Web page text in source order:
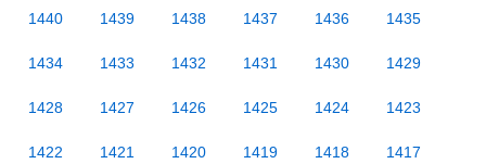
1440 1439 1438 1437 1436 1435
1434 1433 1432 1431 1430 1429
1428 1427 1426 1425 1424 1423
1422 1421 1420 1419 1418 1417